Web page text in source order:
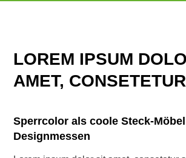
LOREM IPSUM
AMET, CONSETETUR
Sperrcolor als coole Steck-
Designmessen